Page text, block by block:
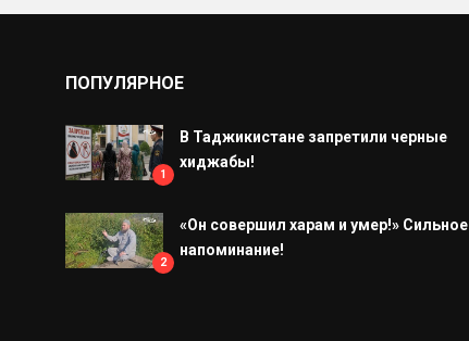
ПОПУЛЯРНОЕ
1
В Таджикистане запретили черные
хиджабы!
2
«Он совершил харам и умер!» Сильное
напоминание!